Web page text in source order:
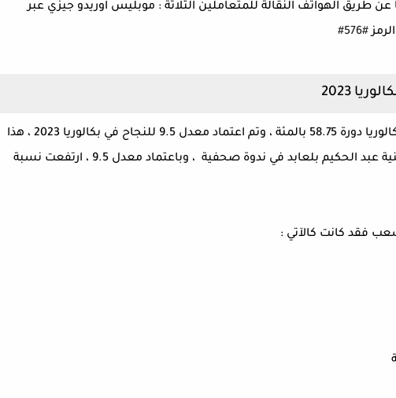
عن طريق الهواتف النقالة للمتعاملين الثلاثة : موبليس اوريدو جيزي عبر
#576
#
2023
بلغت نسبة النجاح في شهادة البكالوريا دورة 58.75 بالمئة ، وتم اعتماد معدل 9.5 للنجاح في بكالوريا 2023 ، هذا
ما اعلن عنه اليوم وزير التربية الوطنية عبد الحكيم بلعابد في ندوة صحفية ، وباعتماد معدل 9.5 ، ارتفعت نسبة
فقد كانت كالآتي :